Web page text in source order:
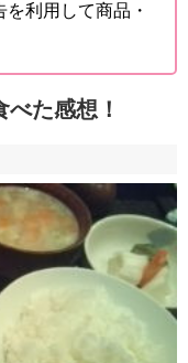
利用して商品・
た感想！